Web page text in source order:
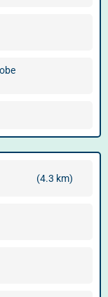
(4.3 km)